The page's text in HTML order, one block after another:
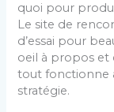
quoi pour
Le site de
d’essai pour
oeil à propos
tout fonctionne
stratégie.